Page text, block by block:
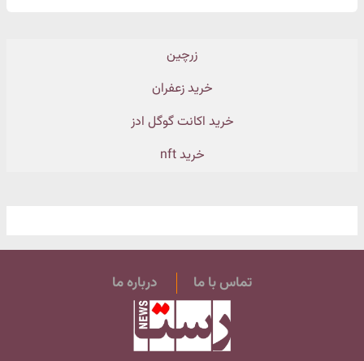
زرچین
خرید زعفران
خرید اکانت گوگل ادز
خرید nft
تماس با ما درباره ما